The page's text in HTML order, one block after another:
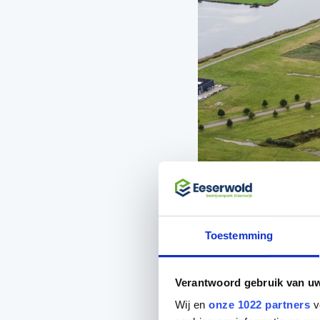
Toestemming
Verantwoord gebruik van
Wij en onze 1022 partners
Op
woon-
Vrij wonen én een
bedrijvenpark
1840 m2 en 1888